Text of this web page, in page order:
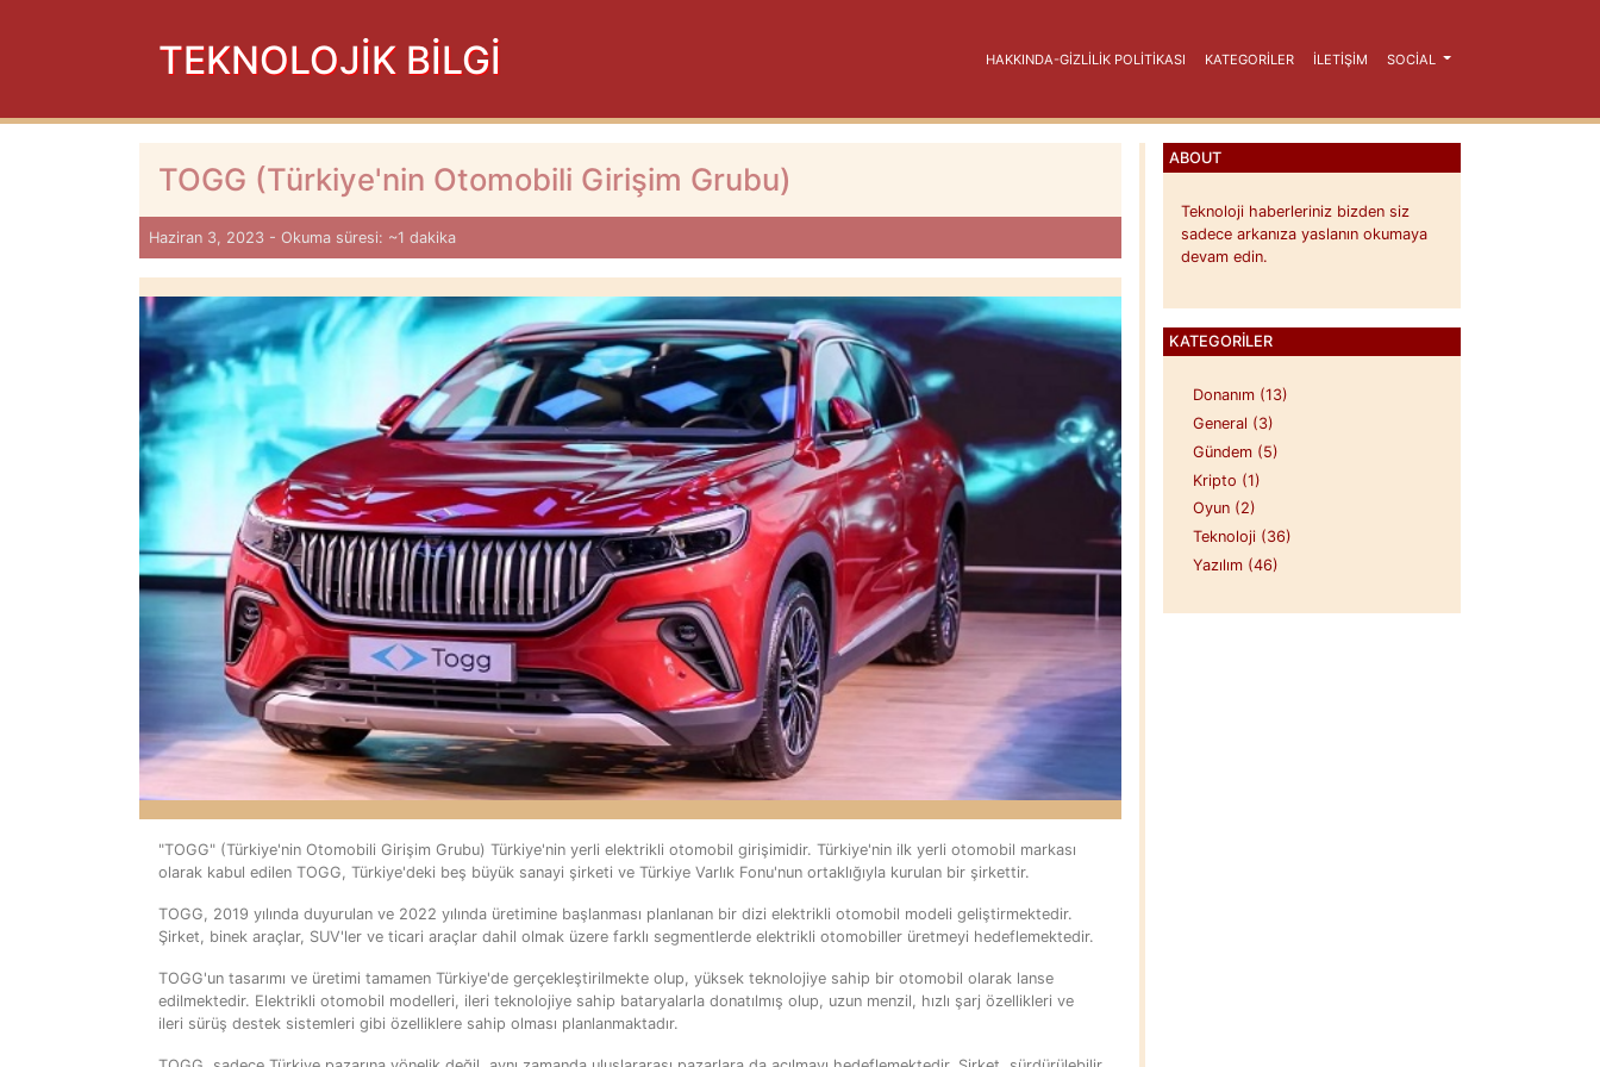
TEKNOLOJİK BİLGİ HAKKINDA-GIZLILIK POLITIKASI KATEGORILER İLETİŞİM SOCIAL
TOGG (Türkiye'nin Otomobili Girişim Grubu)
Haziran 3, 2023 - Okuma süresi: ~1 dakika
"TOGG" (Türkiye'nin Otomobili Girişim Grubu) Türkiye'nin yerli elektrikli otomobil girişimidir. Türkiye'nin ilk yerli otomobil markası
olarak kabul edilen TOGG, Türkiye'deki beş büyük sanayi şirketi ve Türkiye Varlık Fonu'nun ortaklığıyla kurulan bir şirkettir.
TOGG, 2019 yılında duyurulan ve 2022 yılında üretimine başlanması planlanan bir dizi elektrikli otomobil modeli geliştirmektedir.
Şirket, binek araçlar, SUV'ler ve ticari araçlar dahil olmak üzere farklı segmentlerde elektrikli otomobiller üretmeyi hedeflemektedir.
TOGG'un tasarımı ve üretimi tamamen Türkiye'de gerçekleştirilmekte olup, yüksek teknolojiye sahip bir otomobil olarak lanse
edilmektedir. Elektrikli otomobil modelleri, ileri teknolojiye sahip bataryalarla donatılmış olup, uzun menzil, hızlı şarj özellikleri ve
ileri sürüş destek sistemleri gibi özelliklere sahip olması planlanmaktadır.
ABOUT
Teknoloji haberleriniz bizden siz
sadece arkanıza yaslanın okumaya
devam edin.
KATEGORILER
Donanım (13)
General (3)
Gündem (5)
Kripto (1)
Oyun (2)
Teknoloji (36)
Yazılım (46)